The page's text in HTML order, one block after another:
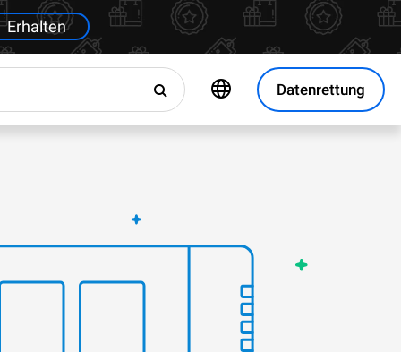
Erhalten
Datenrettung